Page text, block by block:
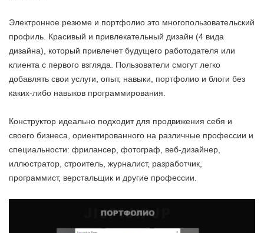
Электронное резюме и портфолио это многопользовательский
профиль. Красивый и привлекательный дизайн (4 вида
дизайна), который привлечет будущего работодателя или
клиента с первого взгляда. Пользователи смогут легко
добавлять свои услуги, опыт, навыки, портфолио и блоги без
каких-либо навыков программирования.
Конструктор идеально подходит для продвижения себя и
своего бизнеса, ориентированного на различные профессии и
специальности: фрилансер, фотограф, веб-дизайнер,
иллюстратор, строитель, журналист, разработчик,
программист, верстальщик и другие профессии.